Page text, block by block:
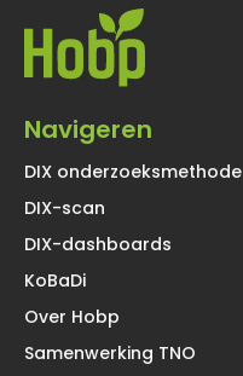
Navigeren
DIX onderzoeksmethode
DIX-scan
DIX-dashboards
KoBaDi
Over Hobp
Samenwerking TNO